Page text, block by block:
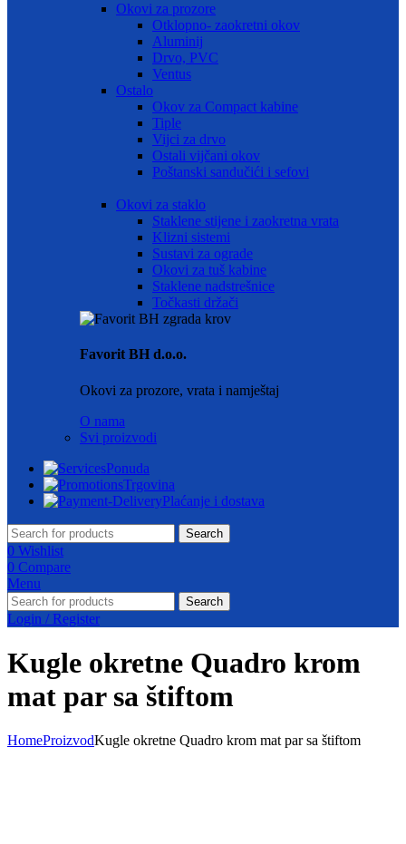
Okovi za prozore
Otklopno- zaokretni okov
Aluminij
Drvo, PVC
Ventus
Ostalo
Okov za Compact kabine
Tiple
Vijci za drvo
Ostali vijčani okov
Poštanski sandučići i sefovi
Okovi za staklo
Staklene stijene i zaokretna vrata
Klizni sistemi
Sustavi za ograde
Okovi za tuš kabine
Staklene nadstrešnice
Točkasti držači
Favorit BH d.o.o.
Okovi za prozore, vrata i namještaj
O nama
Svi proizvodi
Ponuda
Trgovina
Plaćanje i dostava
Search
0 Wishlist
0 Compare
Menu
Search
Login / Register
Kugle okretne Quadro krom
mat par sa štiftom
HomeProizvodKugle okretne Quadro krom mat par sa štiftom